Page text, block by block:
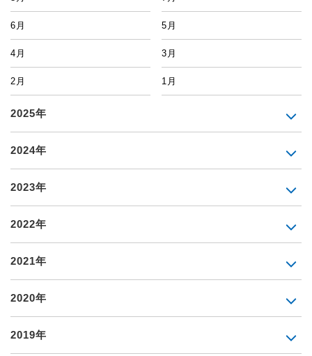
6月 5月
4月 3月
2月 1月
2025年
2024年
2023年
2022年
2021年
2020年
2019年